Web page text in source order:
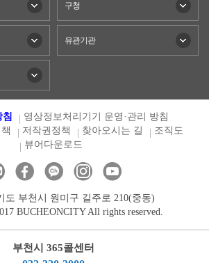
구청
유관기관
영상정보처리기기 운영·관리 방침
저작권정책 찾아오시는 길
조직도
뷰어다운로드
도 부천시 원미구 길주로 210(중동)
BUCHEONCITY All rights reserved.
부천시 365콜센터